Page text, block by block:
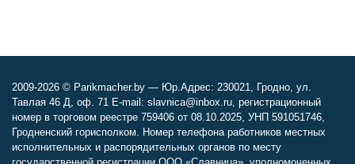
2009-2026 © Parikmacher.by — Юр.Адрес: 230021, Гродно, ул.
Тавлая 46 Д, оф. 71 E-mail: slavnica@inbox.ru, регистрационный
номер в торговом реестре 759406 от 08.10.2025, УНП 591051746,
Гродненский горисполком. Номер телефона работников местных
исполнительных и распорядительных органов по месту